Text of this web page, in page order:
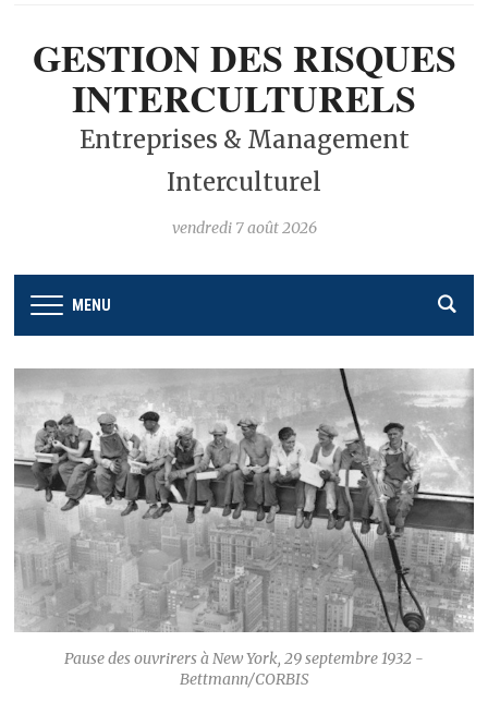
GESTION DES RISQUES
INTERCULTURELS
Entreprises & Management
Interculturel
vendredi 7 août 2026
MENU
Pause des ouvrirers à New York, 29 septembre 1932 -
Bettmann/CORBIS